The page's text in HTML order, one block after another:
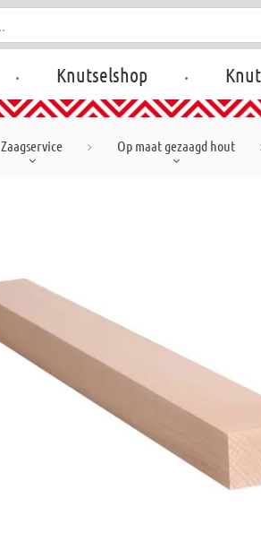
. Knutselshop .
Zaagservice Op maat gezaagd hout